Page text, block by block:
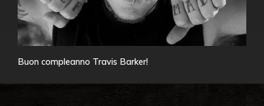
Buon compleanno Travis Barker!